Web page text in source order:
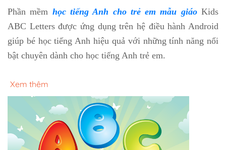
Phần mềm học tiếng Anh cho trẻ em mẫu giáoKids
ABC Letters được ứng dụng trên hệ điều hành Android
giúp bé học tiếng Anh hiệu quả với những tính năng nổi
bật chuyên dành cho học tiếng Anh trẻ em.
Xem thêm